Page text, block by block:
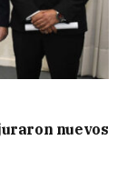
nuevos